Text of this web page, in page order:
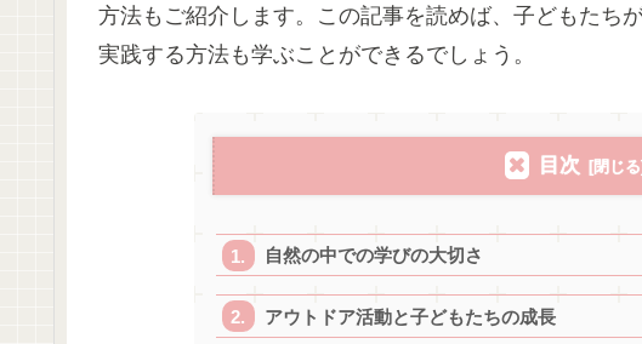
方法もご紹介します。この記事を読めば、子どもたち
実践する方法も学ぶことができるでしょう。
目次
自然の中での学びの大切さ
アウトドア活動と子どもたちの成長